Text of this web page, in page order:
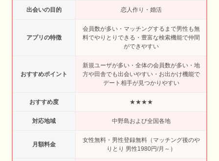
出会いの目的 恋人作り・婚活
アプリの特徴
会員数が多い・マッチングするまで男性も無
料でやりとりできる・豊富な検索機能で仲間
ができやすい
おすすめポイント
新規ユーザが多い・全体の会員数が多い・地
方や田舎でも出会いやすい・お出かけ機能で
デート相手が見つかりやすい
おすすめ度 ★★★★
対応地域 中野島および全国各地
月額料金
女性無料・男性登録無料（マッチング後のや
りとり 男性1980円/月～）